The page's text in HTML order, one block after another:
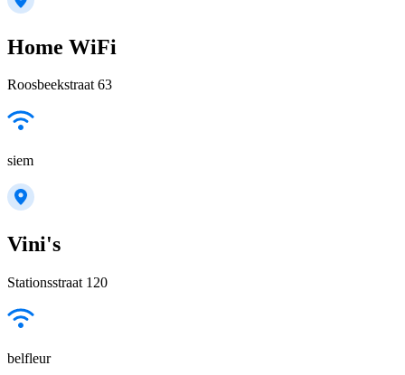
Home WiFi
Roosbeekstraat 63
siem
Vini's
Stationsstraat 120
belfleur